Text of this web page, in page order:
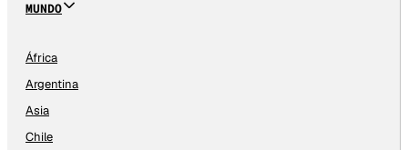
MUNDO
África
Argentina
Asia
Chile